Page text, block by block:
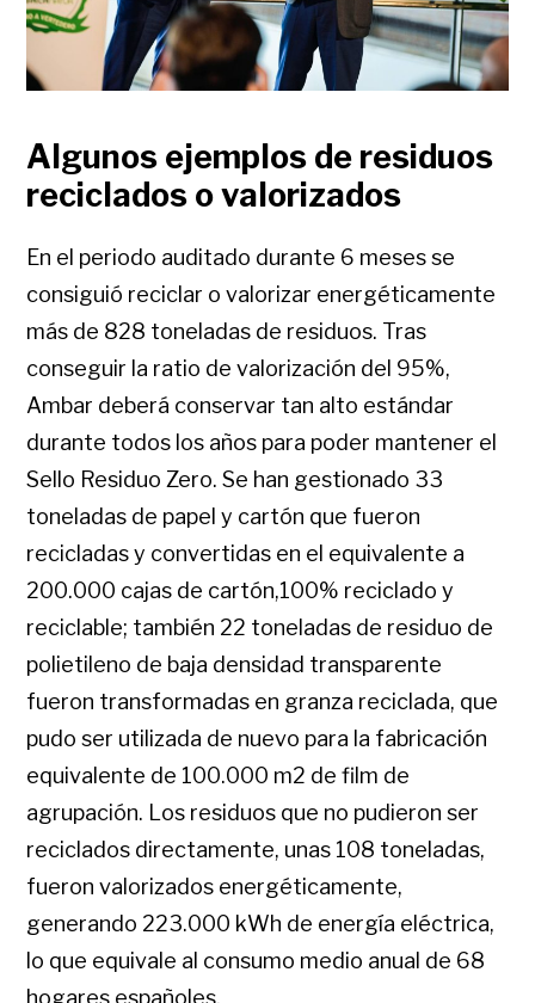
Algunos ejemplos de residuos
reciclados o valorizados
En el periodo auditado durante 6 meses se
consiguió reciclar o valorizar energéticamente
más de 828 toneladas de residuos. Tras
conseguir la ratio de valorización del 95%,
Ambar deberá conservar tan alto estándar
durante todos los años para poder mantener el
Sello Residuo Zero. Se han gestionado 33
toneladas de papel y cartón que fueron
recicladas y convertidas en el equivalente a
200.000 cajas de cartón,100% reciclado y
reciclable; también 22 toneladas de residuo de
polietileno de baja densidad transparente
fueron transformadas en granza reciclada, que
pudo ser utilizada de nuevo para la fabricación
equivalente de 100.000 m2 de film de
agrupación. Los residuos que no pudieron ser
reciclados directamente, unas 108 toneladas,
fueron valorizados energéticamente,
generando 223.000 kWh de energía eléctrica,
lo que equivale al consumo medio anual de 68